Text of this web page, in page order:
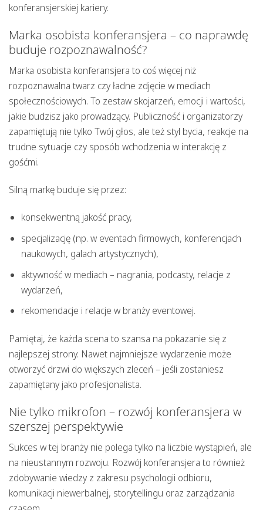
konferansjerskiej kariery.
Marka osobista konferansjera – co naprawdę
buduje rozpoznawalność?
Marka osobista konferansjera to coś więcej niż
rozpoznawalna twarz czy ładne zdjęcie w mediach
społecznościowych. To zestaw skojarzeń, emocji i wartości,
jakie budzisz jako prowadzący. Publiczność i organizatorzy
zapamiętują nie tylko Twój głos, ale też styl bycia, reakcje na
trudne sytuacje czy sposób wchodzenia w interakcję z
gośćmi.
Silną markę buduje się przez:
konsekwentną jakość pracy,
specjalizację (np. w eventach firmowych, konferencjach
naukowych, galach artystycznych),
aktywność w mediach – nagrania, podcasty, relacje z
wydarzeń,
rekomendacje i relacje w branży eventowej.
Pamiętaj, że każda scena to szansa na pokazanie się z
najlepszej strony. Nawet najmniejsze wydarzenie może
otworzyć drzwi do większych zleceń – jeśli zostaniesz
zapamiętany jako profesjonalista.
Nie tylko mikrofon – rozwój konferansjera w
szerszej perspektywie
Sukces w tej branży nie polega tylko na liczbie wystąpień, ale
na nieustannym rozwoju. Rozwój konferansjera to również
zdobywanie wiedzy z zakresu psychologii odbioru,
komunikacji niewerbalnej, storytellingu oraz zarządzania